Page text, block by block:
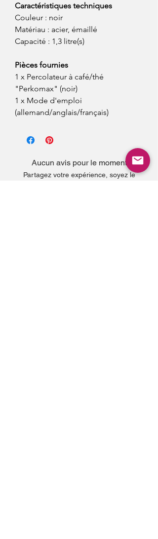
Caractéristiques techniques
Couleur : noir
Matériau : acier, émaillé
Capacité : 1,3 litre(s)
Pièces fournies
1 x Percolateur à café/thé
"Perkomax" (noir)
1 x Mode d'emploi
(allemand/anglais/français)
Aucun avis pour le moment
Partagez votre expérience, soyez le